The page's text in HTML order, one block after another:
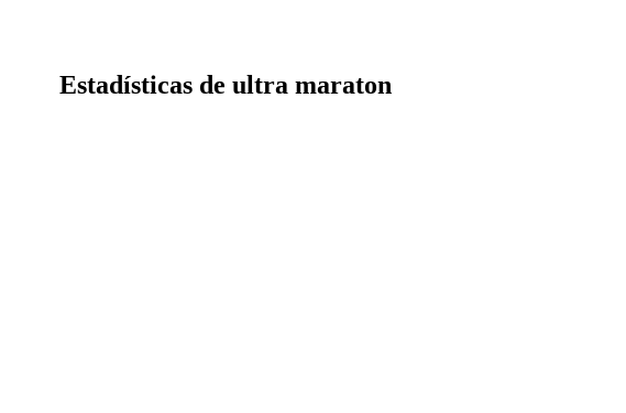
Estadísticas de ultra maraton